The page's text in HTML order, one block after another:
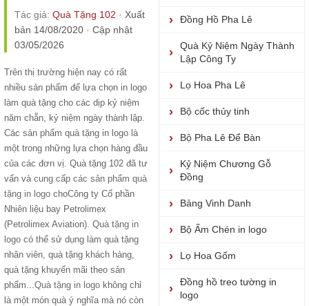
Tác giả: Quà Tặng 102 · Xuất
bản 14/08/2020 · Cập nhật
03/05/2026
Trên thị trường hiện nay có rất
nhiều sản phẩm để lựa chọn in logo
làm quà tặng cho các dịp kỷ niệm
năm chẵn, kỷ niệm ngày thành lập.
Các sản phẩm quà tặng in logo là
một trong những lựa chọn hàng đầu
của các đơn vị. Quà tặng 102 đã tư
vấn và cung cấp các sản phẩm quà
tặng in logo choCông ty Cổ phần
Nhiên liệu bay Petrolimex
(Petrolimex Aviation). Quà tặng in
logo có thể sử dụng làm quà tặng
nhân viên, quà tặng khách hàng,
quà tặng khuyến mãi theo sản
phẩm...Quà tặng in logo không chỉ
là một món quà ý nghĩa mà nó còn
Đồng Hồ Pha Lê
Quà Kỷ Niệm Ngày Thành
Lập Công Ty
Lọ Hoa Pha Lê
Bộ cốc thủy tinh
Bộ Pha Lê Để Bàn
Kỷ Niệm Chương Gỗ
Đồng
Bảng Vinh Danh
Bộ Ấm Chén in logo
Lọ Hoa Gốm
Đồng hồ treo tường in
logo